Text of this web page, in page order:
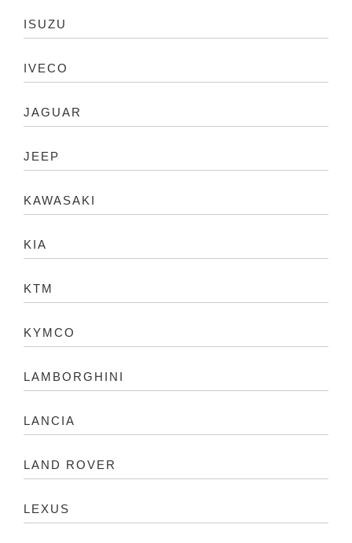
ISUZU
IVECO
JAGUAR
JEEP
KAWASAKI
KIA
KTM
KYMCO
LAMBORGHINI
LANCIA
LAND ROVER
LEXUS